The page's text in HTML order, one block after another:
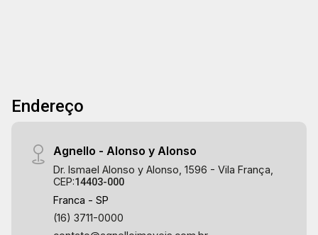
Endereço
Agnello - Alonso y Alonso
Dr. Ismael Alonso y Alonso, 1596 - Vila França,
CEP:14403-000
Franca - SP
(16) 3711-0000